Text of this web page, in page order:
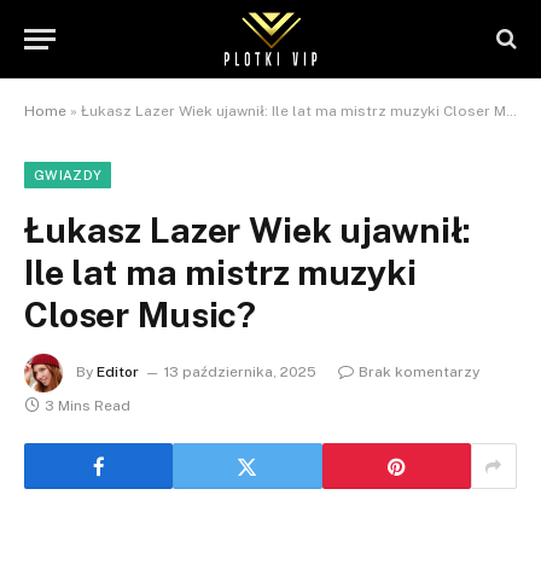
Home » Łukasz Lazer Wiek ujawnił: Ile lat ma mistrz muzyki Closer Music?
GWIAZDY
Łukasz Lazer Wiek ujawnił:
Ile lat ma mistrz muzyki
Closer Music?
By Editor 13 października, 2025
Brak komentarzy
3 Mins Read